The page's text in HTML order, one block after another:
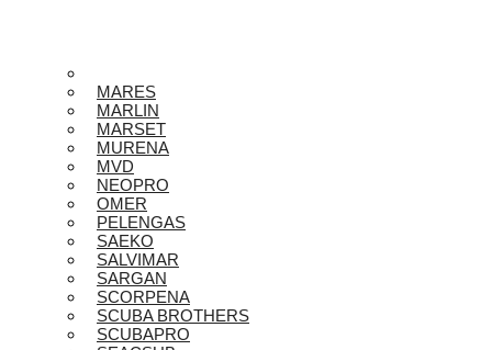
MARES
MARLIN
MARSET
MURENA
MVD
NEOPRO
OMER
PELENGAS
SAEKO
SALVIMAR
SARGAN
SCORPENA
SCUBA BROTHERS
SCUBAPRO